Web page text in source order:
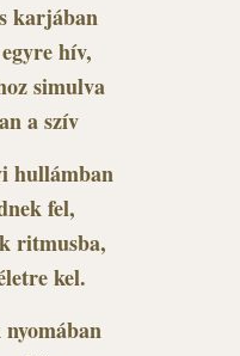
karjában
hív,
simulva
a szív
hullámban
fel,
ritmusba,
kel.